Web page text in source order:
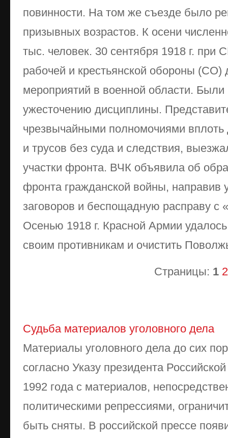
повинности. На том же съезде было
призывных возрастов. К осени
тыс. человек. 30 сентября 1918 г.
рабочей и крестьянской обороны (СО)
мероприятий в военной области.
ужесточению дисциплины.
чрезвычайными полномочиями вплоть
и трусов без суда и следствия,
участки фронта. ВЧК объявила об
фронта гражданской войны, направив
заговоров и беспощадную расправу с
Осенью 1918 г. Красной Армии
своим противникам и очистить
Страницы: 1 2
Судьба материалов уголовного дела
Материалы уголовного дела до сих
согласно Указу президента
1992 года с материалов,
политическими репрессиями,
быть сняты. В российской прессе